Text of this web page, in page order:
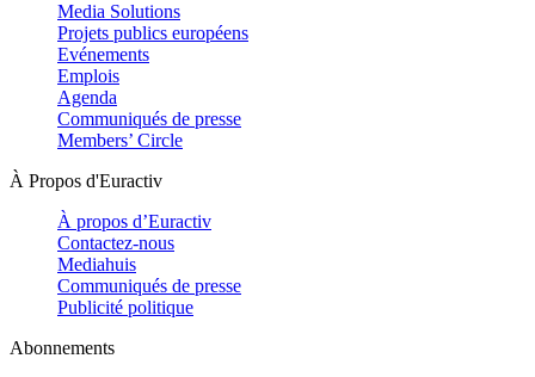
Media Solutions
Projets publics européens
Evénements
Emplois
Agenda
Communiqués de presse
Members’ Circle
À Propos d'Euractiv
À propos d’Euractiv
Contactez-nous
Mediahuis
Communiqués de presse
Publicité politique
Abonnements